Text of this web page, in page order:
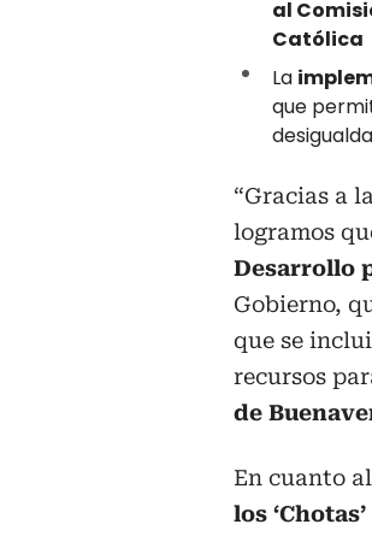
al
Católica
La
que
“Gracias a
logramos
Desarrollo
Gobierno,
que se
recursos
de
En cuanto
los